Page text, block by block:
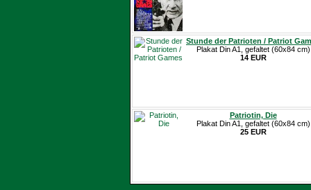
Stunde der Patrioten / Patriot
Plakat Din A1, gefaltet (60x84 cm)
14 EUR
Patriotin, Die
Plakat Din A1, gefaltet (60x84 cm)
25 EUR